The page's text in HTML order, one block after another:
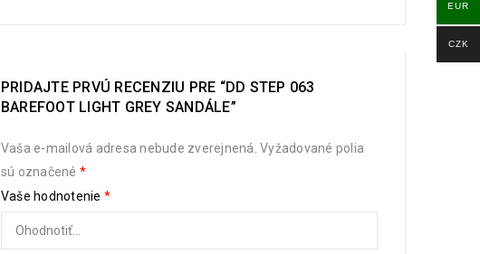
PRIDAJTE PRVÚ RECENZIU PRE “DD STEP 063
BAREFOOT LIGHT GREY SANDÁLE”
Vaša e-mailová adresa nebude zverejnená. Vyžadované polia
sú označené *
Vaše hodnotenie *
EUR
CZK